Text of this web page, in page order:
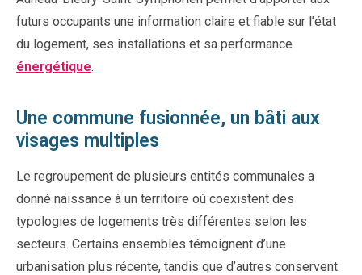
futurs occupants une information claire et fiable sur l’état
du logement, ses installations et sa performance
énergétique.
Une commune fusionnée, un bâti aux
visages multiples
Le regroupement de plusieurs entités communales a
donné naissance à un territoire où coexistent des
typologies de logements très différentes selon les
secteurs. Certains ensembles témoignent d’une
urbanisation plus récente, tandis que d’autres conservent